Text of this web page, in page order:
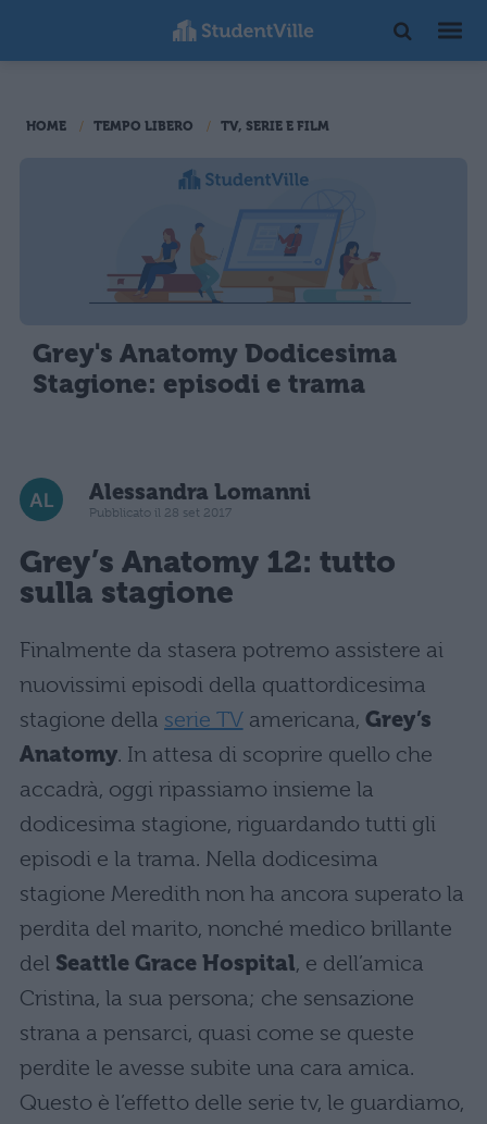
HOME TEMPO LIBERO TV, SERIE E FILM
Grey's Anatomy Dodicesima
Stagione: episodi e trama
Alessandra Lomanni
Pubblicato il 28 set 2017
Grey’s Anatomy 12: tutto
sulla stagione
Finalmente da stasera potremo assistere ai
nuovissimi episodi della quattordicesima
stagione della serie TVamericana, Grey’s
Anatomy. In attesa di scoprire quello che
accadrà, oggi ripassiamo insieme la
dodicesima stagione, riguardando tutti gli
episodi e la trama. Nella dodicesima
stagione Meredith non ha ancora superato la
perdita del marito, nonché medico brillante
del Seattle Grace Hospital, e dell’amica
Cristina, la sua persona; che sensazione
strana a pensarci, quasi come se queste
perdite le avesse subite una cara amica.
Questo è l’effetto delle serie tv, le guardiamo,